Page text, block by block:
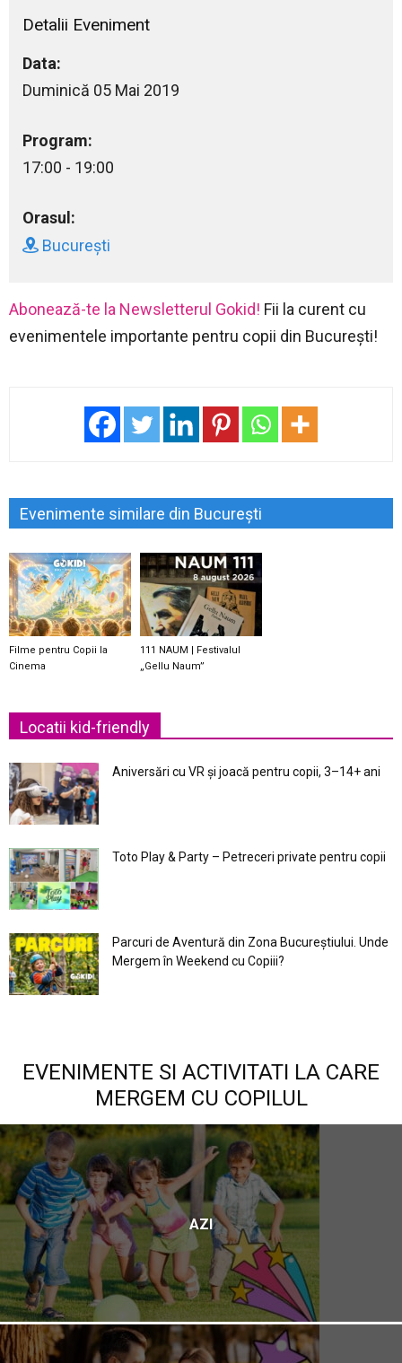
Detalii Eveniment
Data:
Duminică 05 Mai 2019
Program:
17:00 - 19:00
Orasul:
București
Abonează-te la Newsletterul Gokid! Fii la curent cu
evenimentele importante pentru copii din București!
Evenimente similare din București
Filme pentru Copii la
Cinema
111 NAUM | Festivalul
„Gellu Naum”
Locatii kid-friendly
Aniversări cu VR și joacă pentru copii, 3–14+ ani
Toto Play & Party – Petreceri private pentru copii
Parcuri de Aventură din Zona Bucureştiului. Unde
Mergem în Weekend cu Copiii?
EVENIMENTE SI ACTIVITATI LA CARE
MERGEM CU COPILUL
AZI